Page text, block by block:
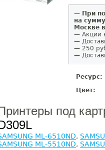
— При
на
Москве
— Акции
—
— 250
—
Ресурс:
Цвет:
под
ML-6510ND,
ML-5510ND,